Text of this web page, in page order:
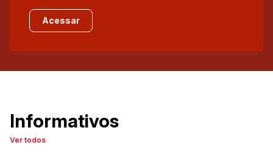
Acessar
Informativos
Ver todos